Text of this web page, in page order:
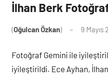
İlhan Berk
(Oğulcan Özkan) 9 Mayıs
Fotoğraf Gemini ile
iyileştirildi. Ece Ayhan,